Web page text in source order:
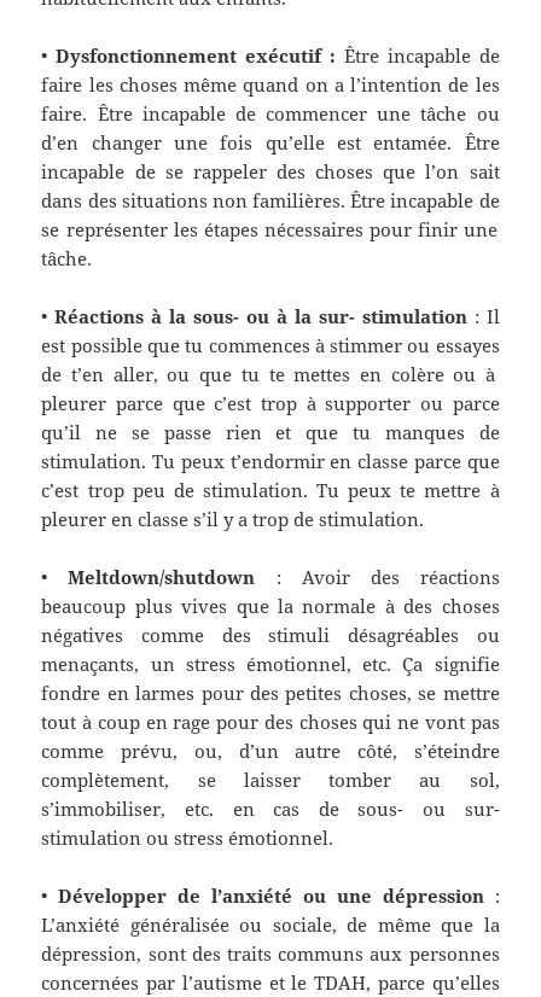
•Dysfonctionnement exécutif: Être incapable de
faire les choses même quand on al’intention de les
faire. Être incapable de commencer une tâche ou
d’en changer une fois qu’elle estentamée. Être
incapable de se rappeler des choses que l’on sait
dans des situations non familières. Être incapable de
se représenter les étapes nécessaires pour finir une
tâche.
•Réactions à la sous- ou à la sur- stimulation: Il
est possible que tu commences à stimmer ou essayes
de t’en aller, ouque tu te mettes en colère ou à
pleurer parce que c’est trop à supporter ou parce
qu’il ne se passe rien et que tu manques de
stimulation. Tu peux t’endormir en classe parce que
c’est trop peu de stimulation. Tu peux te mettre à
pleurer en classe s’il y a trop de stimulation.
•Meltdown/shutdown : Avoir des réactions
beaucoup plus vives que la normale à des choses
négatives comme des stimuli désagréables ou
menaçants, un stress émotionnel, etc. Ça signifie
fondre en larmes pour des petites choses, se mettre
tout à coup en rage pour des choses qui ne vont pas
comme prévu, ou, d’un autre côté, s’éteindre
complètement, se laisser tomber au sol,
s’immobiliser, etc. en cas de sous- ou sur-
stimulation ou stress émotionnel.
•Développer de l’anxiété ou une dépression:
L’anxiété généralisée ou sociale, de même que la
dépression, sont des traits communs aux personnes
concernées par l’autisme et le TDAH, parce qu’elles